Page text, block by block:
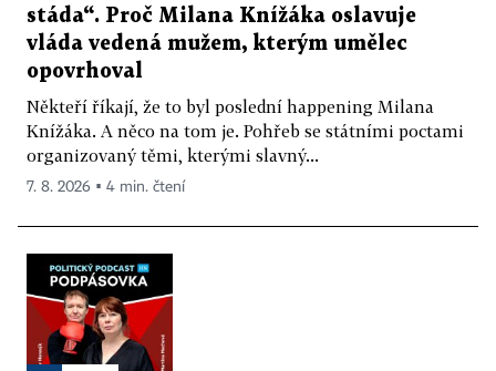
stáda“. Proč Milana Knížáka oslavuje
vláda vedená mužem, kterým umělec
opovrhoval
Někteří říkají, že to byl poslední happening Milana
Knížáka. A něco na tom je. Pohřeb se státními poctami
organizovaný těmi, kterými slavný...
7. 8. 2026 ▪ 4 min. čtení